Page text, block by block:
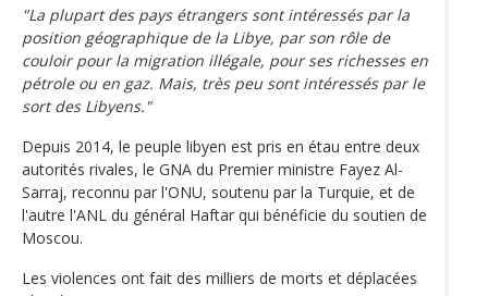
"La plupart des pays étrangers sont intéressés par la
position géographique de la Libye, par son rôle de
couloir pour la migration illégale, pour ses richesses en
pétrole ou en gaz. Mais, très peu sont intéressés par le
sort des Libyens."
Depuis 2014, le peuple libyen est pris en étau entre deux
autorités rivales, le GNA du Premier ministre Fayez Al-
Sarraj, reconnu par l'ONU, soutenu par la Turquie, et de
l'autre l'ANL du général Haftar qui bénéficie du soutien de
Moscou.
Les violences ont fait des milliers de morts et déplacées